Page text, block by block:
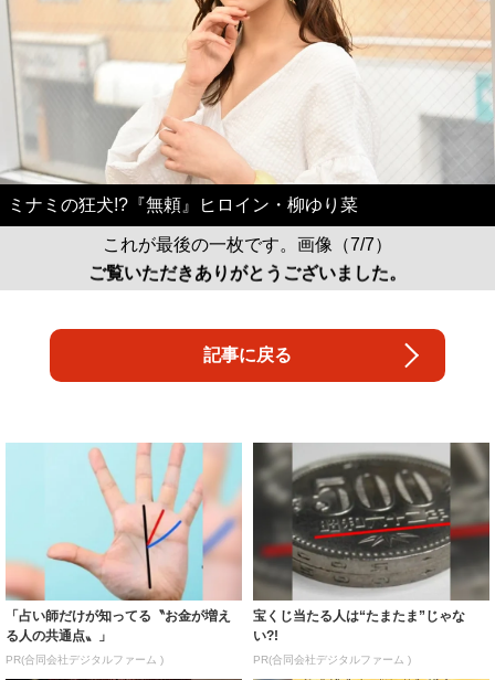
ミナミの狂犬!?『無頼』ヒロイン・柳ゆり菜
これが最後の一枚です。画像（7/7）
ご覧いただきありがとうございました。
記事に戻る
「占い師だけが知ってる〝お金が増え
る人の共通点〟」
PR(合同会社デジタルファーム )
宝くじ当たる人は“たまたま”じゃな
い?!
PR(合同会社デジタルファーム )